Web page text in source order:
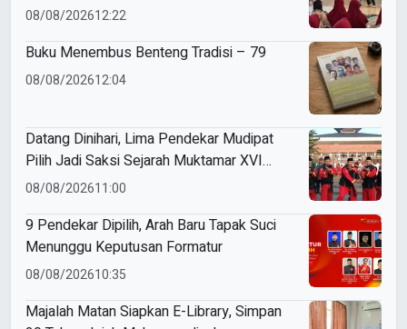
08/08/202612:22
Buku Menembus Benteng Tradisi – 79
08/08/202612:04
Datang Dinihari, Lima Pendekar Mudipat
Pilih Jadi Saksi Sejarah Muktamar XVI
Tapak Suci
08/08/202611:00
9 Pendekar Dipilih, Arah Baru Tapak Suci
Menunggu Keputusan Formatur
08/08/202610:35
Majalah Matan Siapkan E-Library, Simpan